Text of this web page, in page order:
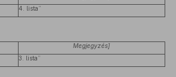
4. lista”
Megjegyzés]
3. lista”